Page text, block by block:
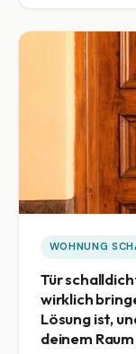
WOHNUNG
Tür
wirklich
Lösung ist,
deinem